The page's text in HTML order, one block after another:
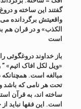
گفتند این ساخته و
واقعیتش برگردانده
الکذب» و در قران هم
است
باز خداوند دروغگوئی
مبالغه است.
تحت هر نامی که باشد
ساخته اند، به قرآن
است. این فقها نباید